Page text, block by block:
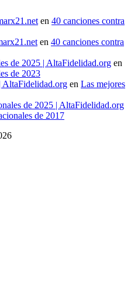
en 40 canciones contra
en 40 canciones contra
de 2025 | AltaFidelidad.org en
de 2023
AltaFidelidad.org en Las mejores
de 2025 | AltaFidelidad.org
de 2017